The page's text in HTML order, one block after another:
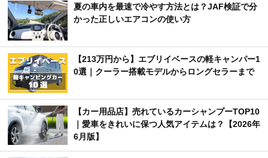
夏の車内を最速で冷やす方法とは？JAF検証で分
かった正しいエアコンの使い方
【213万円から】エブリイベースの軽キャンパー1
0選｜クーラー搭載モデルからロングセラーまで
【カー用品店】売れているカーシャンプーTOP10
｜愛車をきれいに保つ人気アイテムは？【2026年
6月版】